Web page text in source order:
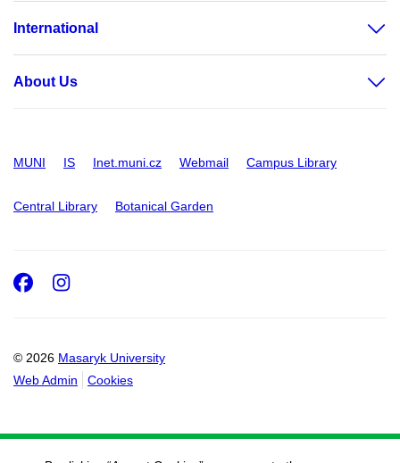
International
About Us
MUNI IS Inet.muni.cz Webmail Campus Library
Central Library Botanical Garden
© 2026 Masaryk University
Web Admin
Cookies
Facebook
Instagram